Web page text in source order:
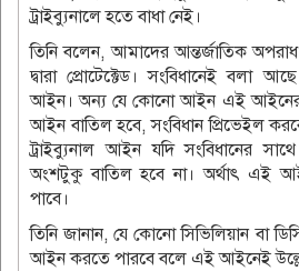
ট্রাইব্যুনালে হতে বাধা নেই।
তিনি বলেন, আমাদের আন্তর্জাতিক
দ্বারা প্রোটেক্টেড। সংবিধানেই বলা
আইন। অন্য যে কোনো আইন এই আইনের
আইন বাতিল হবে, সংবিধান প্রিভেইল
ট্রাইব্যুনাল আইন যদি সংবিধানের
অংশটুকু বাতিল হবে না। অর্থাৎ এই
পাবে।
তিনি জানান, যে কোনো সিভিলিয়ান বা
আইন করতে পারবে বলে এই আইনেই